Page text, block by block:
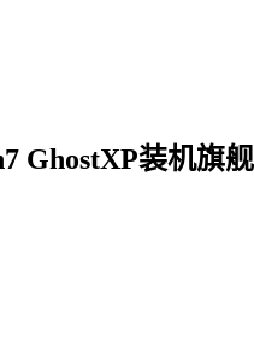
GhostXP装机旗